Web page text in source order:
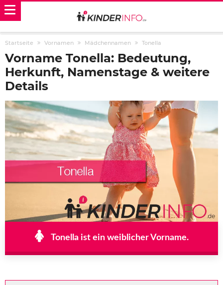
Startseite Vornamen Mädchennamen Tonella
Vorname Tonella: Bedeutung,
Herkunft, Namenstage & weitere
Details
Tonella ist ein weiblicher Vorname.